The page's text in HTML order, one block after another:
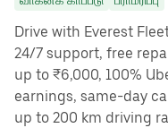
Drive with Everest
24/7 support, free
up to ₹6,000, 100%
earnings, same-day
up to 200 km driving